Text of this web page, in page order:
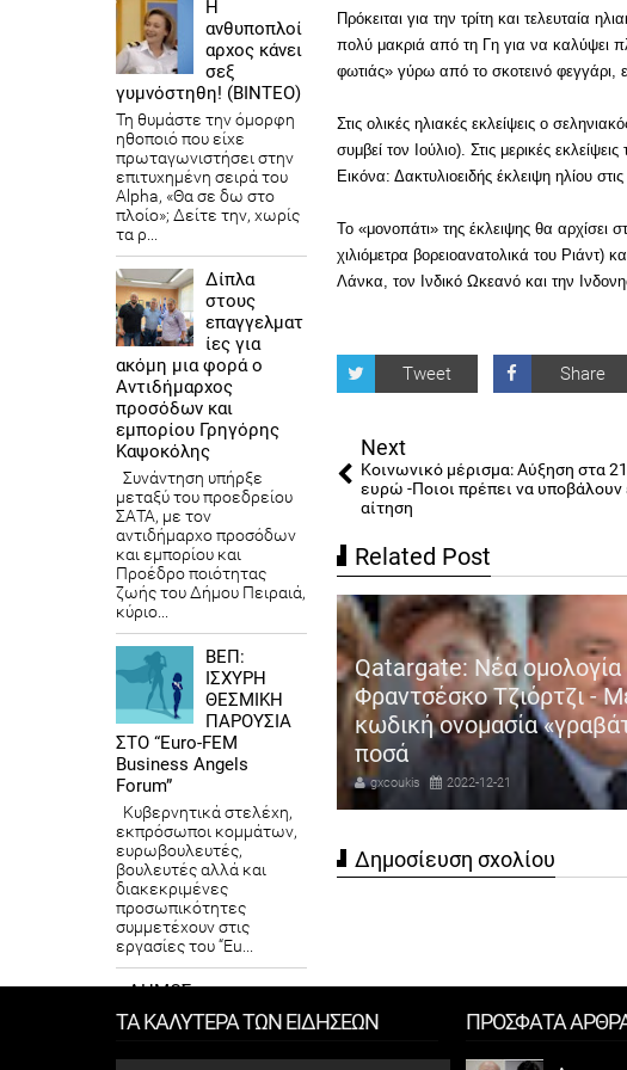
Πρόκειται για την τρίτη και τελευταία
πολύ μακριά από τη Γη για να καλύψει
φωτιάς» γύρω από το σκοτεινό φεγγάρι,
Στις ολικές ηλιακές εκλείψεις ο
συμβεί τον Ιούλιο). Στις μερικές
Εικόνα: Δακτυλιοειδής έκλειψη ηλίου
Το «μονοπάτι» της έκλειψης θα
χιλιόμετρα βορειοανατολικά του Ριάντ)
Λάνκα, τον Ινδικό Ωκεανό και την
Tweet Share
Next
Κοινωνικό μέρισμα: Αύξηση στα
ευρώ -Ποιοι πρέπει να υποβάλουν
αίτηση
Related Post
Ο ρόλος «κλειδί» στην
του Τραμπ τριών
«αρνητών»
εκλογών του 2020
2022-11-08
Qatargate: Νέα
Φραντσέσκο Τζιόρτζι -
κωδική ονομασία
ποσά
gxcoukis 2022-12-21
Δημοσίευση σχολίου
Η
ανθυποπλοί
αρχος κάνει
σεξ
γυμνόστηθη! (ΒΙΝΤΕΟ)
Τη θυμάστε την όμορφη
ηθοποιό που είχε
πρωταγωνιστήσει στην
επιτυχημένη σειρά του
Alpha, «Θα σε δω στο
πλοίο»; Δείτε την, χωρίς
τα ρ...
Δίπλα
στους
επαγγελματ
ίες για
ακόμη μια φορά ο
Αντιδήμαρχος
προσόδων και
εμπορίου Γρηγόρης
Καψοκόλης
Συνάντηση υπήρξε
μεταξύ του προεδρείου
ΣΑΤΑ, με τον
αντιδήμαρχο προσόδων
και εμπορίου και
Προέδρο ποιότητας
ζωής του Δήμου Πειραιά,
κύριο...
ΒΕΠ:
ΙΣΧΥΡΗ
ΘΕΣΜΙΚΗ
ΠΑΡΟΥΣΙΑ
ΣΤΟ “Euro-FEM
Business Angels
Forum”
Κυβερνητικά στελέχη,
εκπρόσωποι κομμάτων,
ευρωβουλευτές,
βουλευτές αλλά και
διακεκριμένες
προσωπικότητες
συμμετέχουν στις
εργασίες του “Eu...
ΔΗΜΟΣ
ΛΥΚΟΒΡΥΣΗΣ ΠΕΥΚΗΣ:
Δήμαρχος Τάσος
Μαυρίδης «Με γοργό
ΤΑ ΚΑΛΥΤΕΡΑ ΤΩΝ ΕΙΔΗΣΕΩΝ ΠΡΟΣΦΑΤΑ